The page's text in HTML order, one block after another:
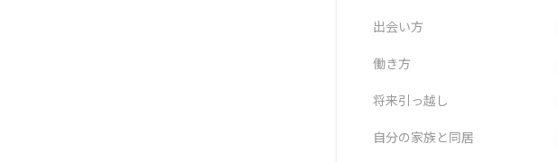
出会い方
働き方
将来引っ越し
自分の家族と同居